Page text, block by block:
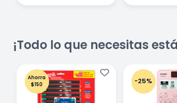
¡Todo lo que necesitas
Ahorra
$150
-25%